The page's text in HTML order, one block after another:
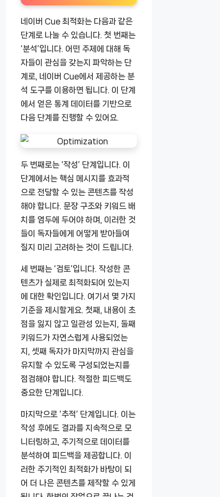
네이버 Cue 최적화는 다음과 같은
단계로 나눌 수 있습니다. 첫 번째는
‘분석’입니다. 어떤 주제에 대해 독
자들이 관심을 갖는지 파악하는 단
계로, 네이버 Cue에서 제공하는 분
석 도구를 이용하면 됩니다. 이 단계
에서 얻은 통계 데이터를 기반으로
다음 단계를 진행할 수 있어요.
두 번째로는 ‘작성’ 단계입니다. 이
단계에서는 핵심 메시지를 효과적
으로 전달할 수 있는 콘텐츠를 작성
해야 합니다. 문장 구조와 키워드 배
치를 염두에 두어야 하며, 이러한 것
들이 독자들에게 어떻게 받아들여
질지 미리 고려하는 것이 드립니다.
세 번째는 ‘검토’입니다. 작성한 콘
텐츠가 실제로 최적화되어 있는지
에 대한 확인입니다. 여기서 몇 가지
기준을 제시할게요. 첫째, 내용이 초
점을 잃지 않고 일관성 있는지, 둘째
키워드가 자연스럽게 사용되었는
지, 셋째 독자가 마지막까지 관심을
유지할 수 있도록 구성되었는지를
점검해야 합니다. 적절한 피드백도
중요한 단계입니다.
마지막으로 ‘추적’ 단계입니다. 이는
작성 후에도 결과를 지속적으로 모
니터링하고, 주기적으로 데이터를
분석하여 피드백을 제공합니다. 이
러한 주기적인 최적화가 바탕이 되
어 더 나은 콘텐츠를 제작할 수 있게